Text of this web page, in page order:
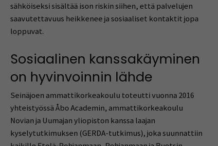
sähköiseksi sisältää ison riskin siihen, että palvelujen
saavutettavuus heikkenee ja sosiaaliset kontaktit jopa
loppuvat.
Sosiaalinen kanssakäyminen
on hyvinvoinnin lähde
Seinäjoen ammattikorkeakoulu toteutti vuonna 2016
yhteistyössä Åbo Academin, ammattikorkeakoulu
Novian ja Uumajan yliopiston kanssa laajan
kyselytutkimuksen (GERDA-tutkimus), joka suunnattiin